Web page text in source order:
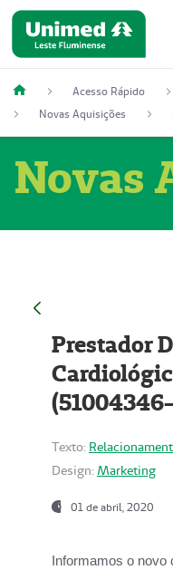
Acesso Rápido
Novas Aquisições
Novas
Prestador
Texto:
Design: Marketing
01 de abril, 2020
Informamos o